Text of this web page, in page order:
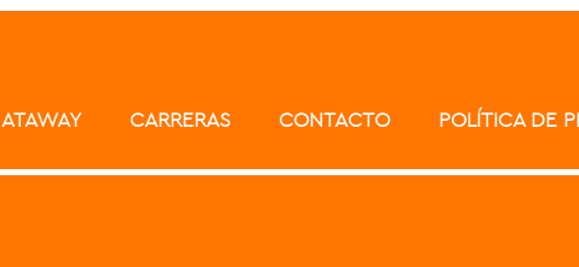
ATAWAY CARRERAS CONTACTO POLÍTICA DE